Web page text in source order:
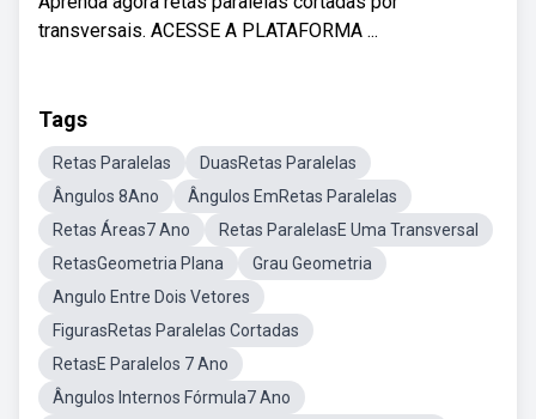
transversais. ACESSE A PLATAFORMA ...
Tags
Retas Paralelas
DuasRetas Paralelas
Ângulos 8Ano
Ângulos EmRetas Paralelas
Retas Áreas7 Ano
Retas ParalelasE Uma Transversal
RetasGeometria Plana
Grau Geometria
Angulo Entre Dois Vetores
FigurasRetas Paralelas Cortadas
RetasE Paralelos 7 Ano
Ângulos Internos Fórmula7 Ano